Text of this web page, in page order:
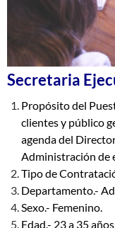
Secretaria
Propósito del
clientes y público
agenda del
Administración de
Tipo de
Departamento.-
Sexo.- Femenino.
Edad.- 23 a 35